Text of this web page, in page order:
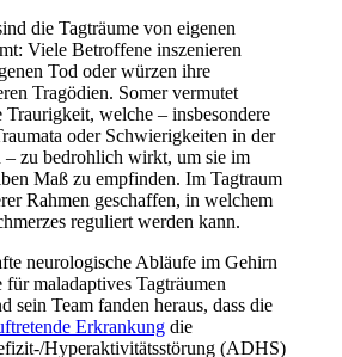
die Tagträume von eigenen
Viele Betroffene inszenieren
Tod oder würzen ihre
Tragödien. Somer vermutet
Traurigkeit, welche – insbesondere
oder Schwierigkeiten in der
– zu bedrohlich wirkt, um sie im
Maß zu empfinden. Im Tagtraum
Rahmen geschaffen, in welchem
reguliert werden kann.
neurologische Abläufe im Gehirn
für maladaptives Tagträumen
sein Team fanden heraus, dass die
Erkrankung die
Hyperaktivitätsstörung (ADHS)